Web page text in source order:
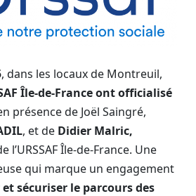
, dans les locaux de Montreuil,
Île-de-France ont officialisé
présence de Joël Saingré,
, et de Didier Malric,
Île-de-France. Une
qui marque un engagement
sécuriser le parcours des